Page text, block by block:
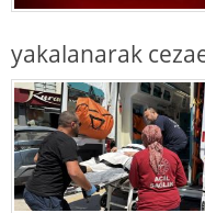
yakalanarak